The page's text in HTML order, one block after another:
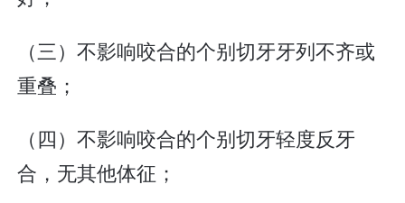
（三）不影响咬合的个别切牙牙列不齐或
重叠；
（四）不影响咬合的个别切牙轻度反牙
合，无其他体征；